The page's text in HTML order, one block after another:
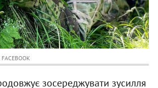
зосереджувати зусилля